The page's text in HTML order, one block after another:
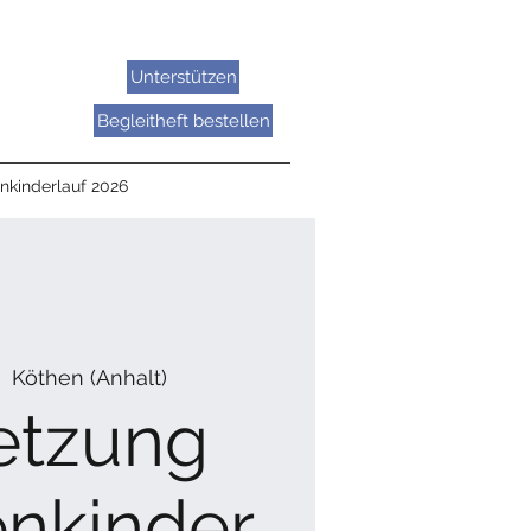
Unterstützen
Begleitheft bestellen
2026
Köthen (Anhalt)